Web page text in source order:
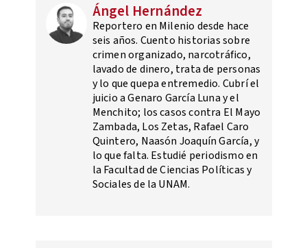
Ángel Hernández
Reportero en Milenio desde hace
seis años. Cuento historias sobre
crimen organizado, narcotráfico,
lavado de dinero, trata de personas
y lo que quepa entremedio. Cubrí el
juicio a Genaro García Luna y el
Menchito; los casos contra El Mayo
Zambada, Los Zetas, Rafael Caro
Quintero, Naasón Joaquín García, y
lo que falta. Estudié periodismo en
la Facultad de Ciencias Políticas y
Sociales de la UNAM.